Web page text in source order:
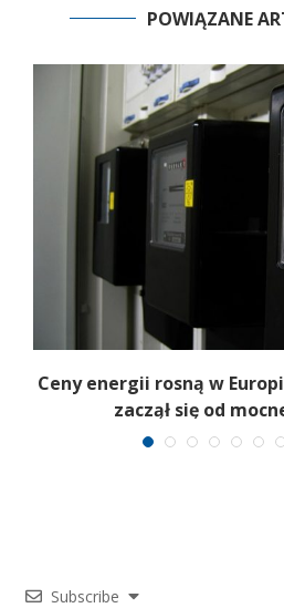
POWIĄZANE
Ceny energii rosną w
zaczął się od
Subscribe